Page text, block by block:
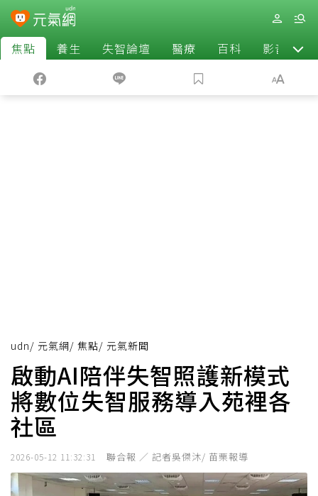
焦點 養生 失智論壇 醫療 百科 影音
udn/ 元氣網/ 焦點/ 元氣新聞
啟動AI陪伴失智照護新模式
將數位失智服務導入苑裡各
社區
2026-05-12 11:32:31 聯合報 ／ 記者吳傑沐/ 苗栗報導